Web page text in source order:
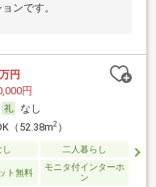
ンです。
万円
円
なし
（52.38m2）
二人暮らし
ト無料
モニタ付インターホ
ン